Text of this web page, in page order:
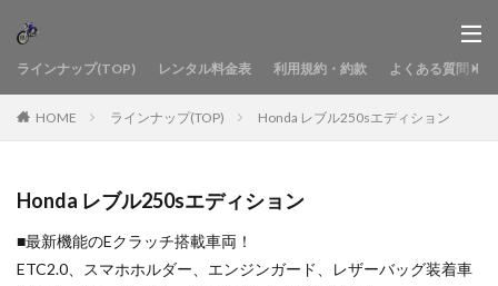
ラインナップ(TOP) レンタル料金表 利用規約・約款 よくある質問
HOME ラインナップ(TOP) Honda レブル250sエディション
Honda レブル250sエディション
■最新機能のEクラッチ搭載車両！
ETC2.0、スマホホルダー、エンジンガード、レザーバッグ装着車